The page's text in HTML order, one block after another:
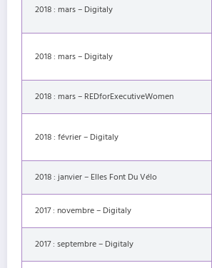
2018 : mars – Digitaly
2018 : mars – Digitaly
2018 : mars – REDforExecutiveWomen
2018 : février – Digitaly
2018 : janvier – Elles Font Du Vélo
2017 : novembre – Digitaly
2017 : septembre – Digitaly